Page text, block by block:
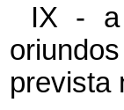
IX - a
prevista